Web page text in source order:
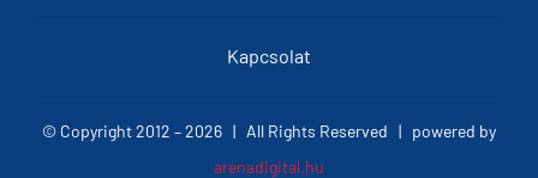
Kapcsolat
© Copyright 2012 –2026 | All Rights Reserved | powered by
arenadigital.hu